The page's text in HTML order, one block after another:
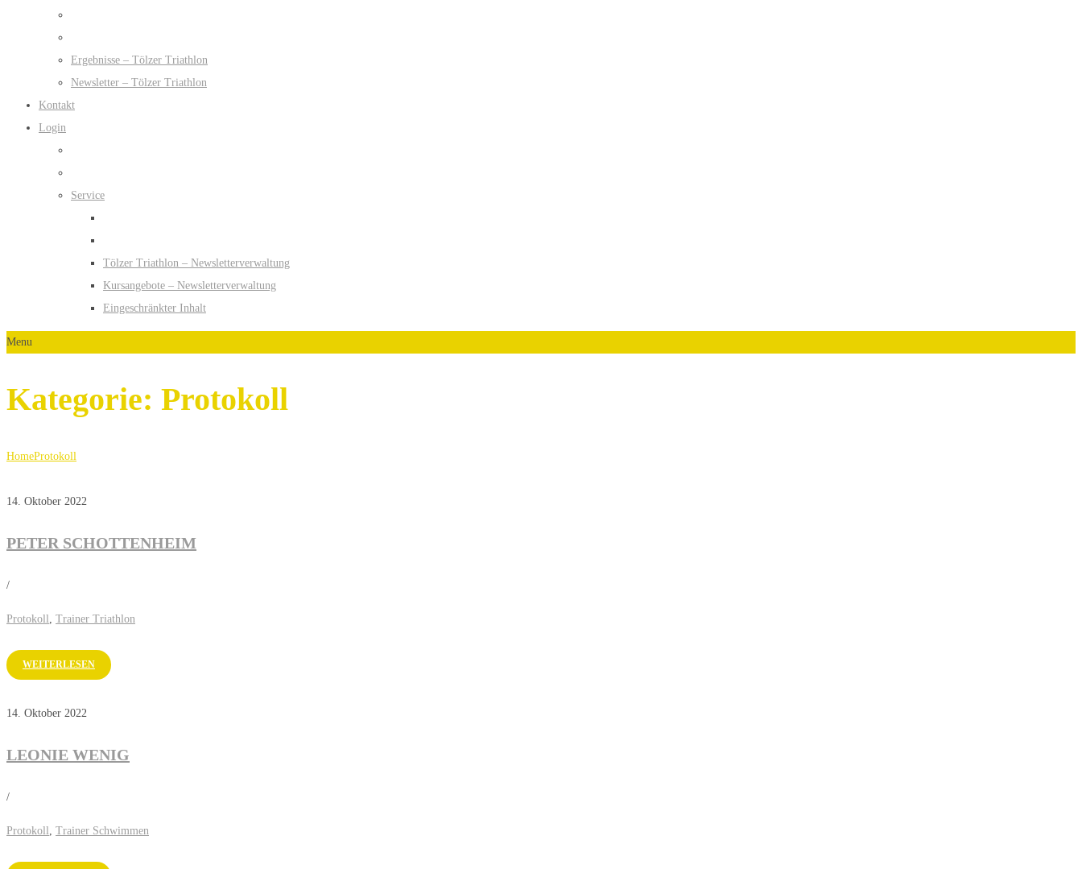
Ergebnisse – Tölzer Triathlon
Newsletter – Tölzer Triathlon
Kontakt
Login
Service
Tölzer Triathlon – Newsletterverwaltung
Kursangebote – Newsletterverwaltung
Eingeschränkter Inhalt
Menu
Kategorie: Protokoll
HomeProtokoll
14. Oktober 2022
PETER SCHOTTENHEIM
/
Protokoll Trainer Triathlon
WEITERLESEN
14. Oktober 2022
LEONIE WENIG
/
Protokoll Trainer Schwimmen